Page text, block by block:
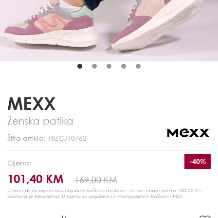
MEXX
Ženska patika
Šifra artikla: 18ZCJ10762
Cijena:
101,40 KM 169,00 KM
-40%
U navedenu cijenu nisu uključeni troškovi dostave. Za sve iznose preko 100,00 KM
dostava je besplatna. U cijenu su uključeni svi manipulativni troškovi i PDV.